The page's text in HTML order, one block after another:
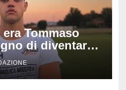
Tommaso
di diventare
da
di Bologna
morto in mare